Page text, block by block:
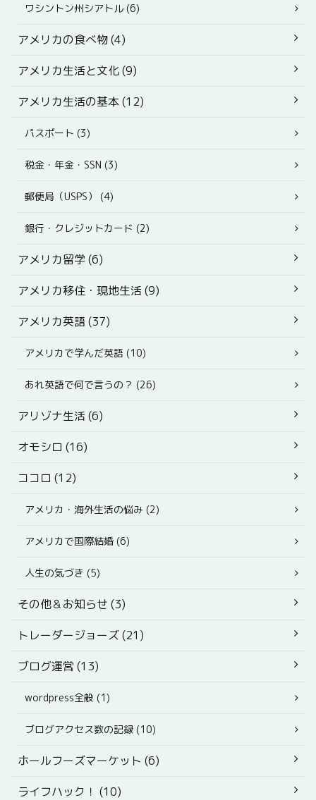
ワシントン州シアトル (6)
アメリカの食べ物 (4)
アメリカ生活と文化 (9)
アメリカ生活の基本 (12)
パスポート (3)
税金・年金・SSN (3)
郵便局（USPS） (4)
銀行・クレジットカード (2)
アメリカ留学 (6)
アメリカ移住・現地生活 (9)
アメリカ英語 (37)
アメリカで学んだ英語 (10)
あれ英語で何で言うの？ (26)
アリゾナ生活 (6)
オモシロ (16)
ココロ (12)
アメリカ・海外生活の悩み (2)
アメリカで国際結婚 (6)
人生の気づき (5)
その他＆お知らせ (3)
トレーダージョーズ (21)
ブログ運営 (13)
wordpress全般 (1)
ブログアクセス数の記録 (10)
ホールフーズマーケット (6)
ライフハック！ (10)